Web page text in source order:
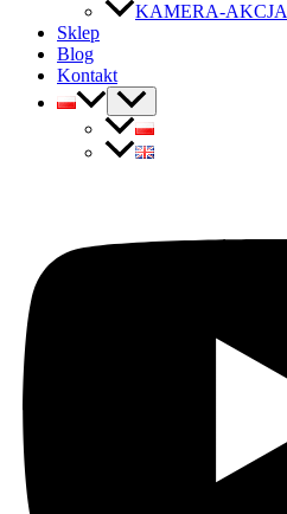
KAMERA-AKCJA
Sklep
Blog
Kontakt